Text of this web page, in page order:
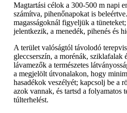
Magtartási célok a 300-500 m napi
számítva, pihenőnapokat is
magasságoknál figyeljük a
jelentkezik, a menedék, pihenés és
A terület valóságtól távolodó
gleccserszín, a morénák, sziklafalak
lávamezők a természetes
a megjelölt útvonalakon, hogy
hasadékok veszélyét; kapcsolj be a
azok vannak, és tartsd a folyamatos
túlterhelést.